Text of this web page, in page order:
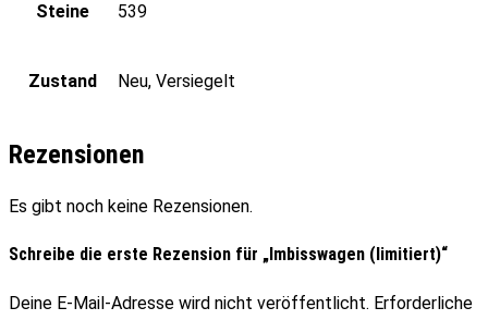
Steine 539
Zustand Neu, Versiegelt
Rezensionen
Es gibt noch keine Rezensionen.
Schreibe die erste Rezension für „Imbisswagen (limitiert)“
Deine E-Mail-Adresse wird nicht veröffentlicht. Erforderliche